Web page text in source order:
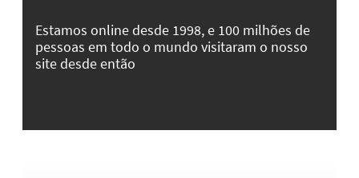
Estamos online desde 1998, e 100 milhões de
pessoas em todo o mundo visitaram o nosso
site desde então